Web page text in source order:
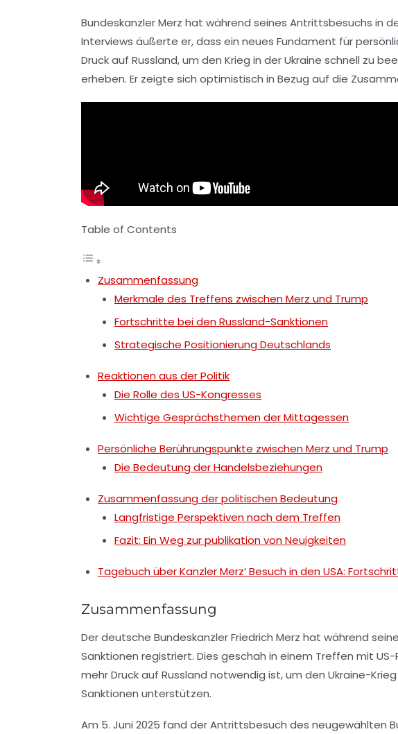
Bundeskanzler Merz hat während seines Antrittsbesuchs in
Interviews äußerte er, dass ein neues Fundament für
Druck auf Russland, um den Krieg in der Ukraine schnell zu
erheben. Er zeigte sich optimistisch in Bezug auf die
Table of Contents
Zusammenfassung
Merkmale des Treffens zwischen Merz und Trump
Fortschritte bei den Russland-Sanktionen
Strategische Positionierung Deutschlands
Reaktionen aus der Politik
Die Rolle des US-Kongresses
Wichtige Gesprächsthemen der Mittagessen
Persönliche Berührungspunkte zwischen Merz und Trump
Die Bedeutung der Handelsbeziehungen
Zusammenfassung der politischen Bedeutung
Langfristige Perspektiven nach dem Treffen
Fazit: Ein Weg zur publikation von Neuigkeiten
Tagebuch über Kanzler Merz‘ Besuch in den USA:
Zusammenfassung
Der deutsche Bundeskanzler Friedrich Merz hat während
Sanktionen registriert. Dies geschah in einem Treffen mit
mehr Druck auf Russland notwendig ist, um den Ukraine-
Sanktionen unterstützen.
Am 5. Juni 2025 fand der Antrittsbesuch des neugewählten